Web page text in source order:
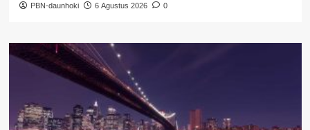
PBN-daunhoki 6 Agustus 2026 0